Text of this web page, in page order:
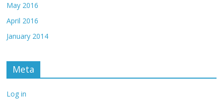
May 2016
April 2016
January 2014
Meta
Log in